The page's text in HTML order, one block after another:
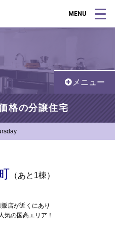
MENU
メニュー
格の分譲住宅
（あと1棟）
店が近くにあり
気の国高エリア！